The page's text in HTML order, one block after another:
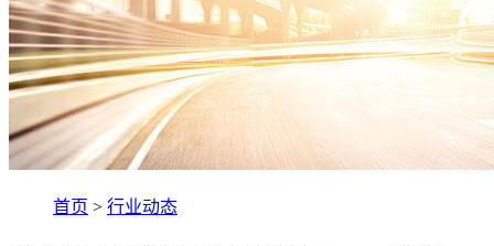
首页 > 行业动态